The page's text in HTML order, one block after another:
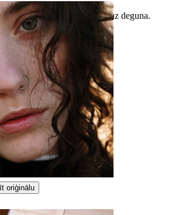
jo tas ļoti labi izskatās uz deguna.
pirkums
oriģinālu
oriģinālu